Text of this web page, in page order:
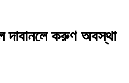
দাবানলে করুণ অবস্থা